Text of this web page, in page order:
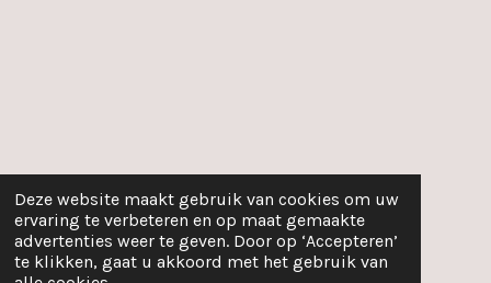
Deze website maakt gebruik van cookies om uw
ervaring te verbeteren en op maat gemaakte
advertenties weer te geven. Door op ‘Accepteren’
te klikken, gaat u akkoord met het gebruik van